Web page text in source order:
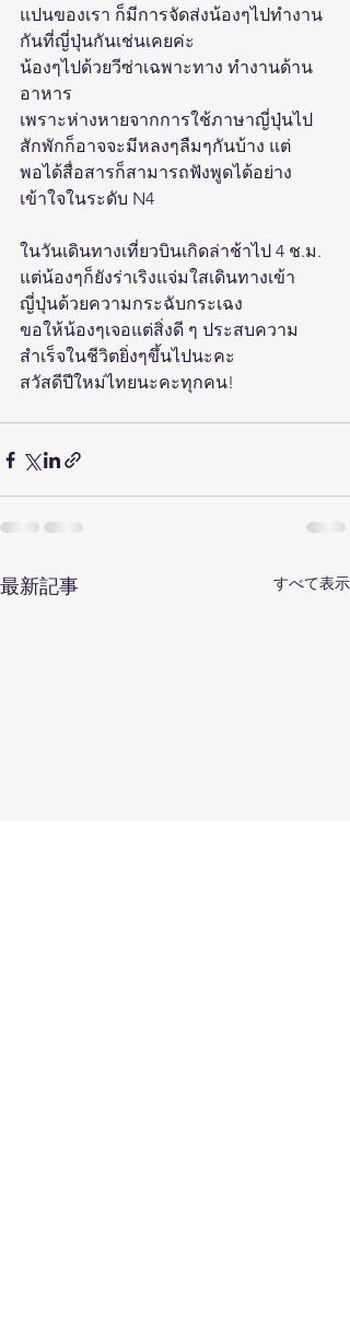
แปนของเรา ก็มีการจัดส่งน้องๆไปทำงาน
กันที่ญี่ปุ่นกันเช่นเคยค่ะ
น้องๆไปด้วยวีซ่าเฉพาะทาง ทำงานด้าน
อาหาร
เพราะห่างหายจากการใช้ภาษาญี่ปุ่นไป
สักพักก็อาจจะมีหลงๆลืมๆกันบ้าง แต่
พอได้สื่อสารก็สามารถฟังพูดได้อย่าง
เข้าใจในระดับ N4
ในวันเดินทางเที่ยวบินเกิดล่าช้าไป 4 ช.ม.
แต่น้องๆก็ยังร่าเริงแจ่มใส​เดินทางเข้า
ญี่ปุ่นด้วยความกระฉับกระเฉง​
ขอให้น้องๆเจอแต่สิ่งดี ๆ ประสบความ
สำเร็จ​ในชีวิตยิ่งๆขึ้นไปนะคะ
สวัสดีปีใหม่ไทยนะคะทุกคน!
最新記事 すべて表示